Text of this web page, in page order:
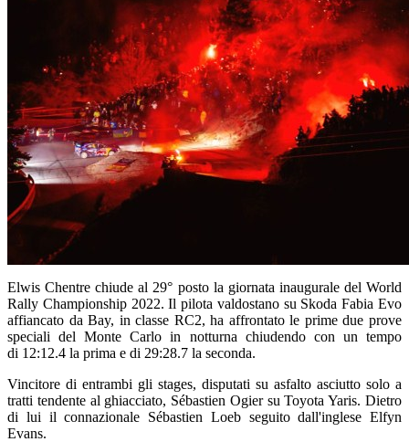
Elwis Chentre chiude al 29° posto la giornata inaugurale del World
Rally Championship 2022. Il pilota valdostano su Skoda Fabia Evo
affiancato da Bay, in classe RC2, ha affrontato le prime due prove
speciali del Monte Carlo in notturna chiudendo con un tempo
di 12:12.4 la prima e di 29:28.7 la seconda.
Vincitore di entrambi gli stages, disputati su asfalto asciutto solo a
tratti tendente al ghiacciato, Sébastien Ogier su Toyota Yaris. Dietro
di lui il connazionale Sébastien Loeb seguito dall'inglese Elfyn
Evans.